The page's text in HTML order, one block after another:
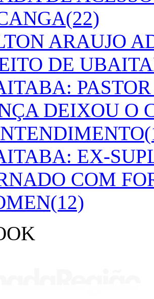
ARAUJO
DE
DEIXOU O
EX-
COM